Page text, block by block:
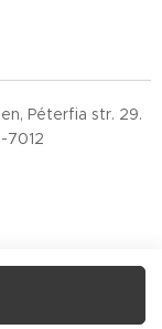
Péterfia str. 29.
7012